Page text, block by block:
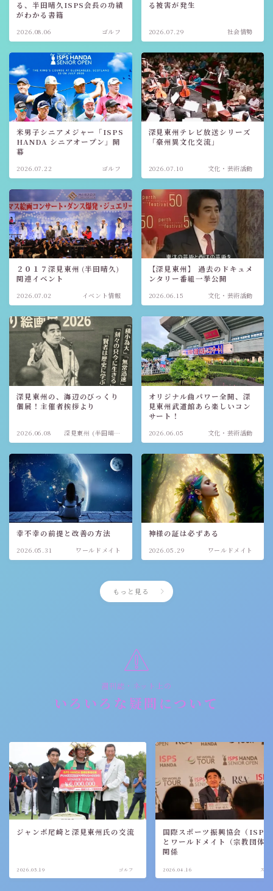
る、半田晴久ISPS会長の功績
がわかる書籍
2026.08.06 ゴルフ
る被害が発生
2026.07.29 社会情勢
米男子シニアメジャー「ISPS
HANDA シニアオープン」開
幕
2026.07.22 ゴルフ
深見東州テレビ放送シリーズ
「豪州異文化交流」
2026.07.10 文化・芸術活動
２０１７深見東州 (半田晴久)
関連イベント
2026.07.02 イベント情報
【深見東州】 過去のドキュメ
ンタリー番組一挙公開
2026.06.15 文化・芸術活動
深見東州の、海辺のびっくり
個展！主催者挨拶より
2026.06.08
深見東州 (半田晴
久)
オリジナル曲パワー全開、深
見東州武道館あら楽しいコン
サート！
2026.06.05 文化・芸術活動
幸不幸の前提と改善の方法
2026.05.31 ワールドメイト
神様の証は必ずある
2026.05.29 ワールドメイト
もっと見る
週刊誌・ネット上の
いろいろな疑問について
ジャンボ尾崎と深見東州氏の交流
2026.05.19 ゴルフ
国際スポーツ振興協会（ISPS
とワールドメイト（宗教団体
関係
2026.04.16 スポ